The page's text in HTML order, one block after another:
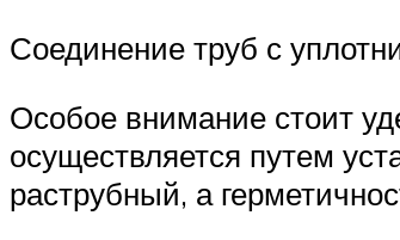
Соединение труб с
Особое внимание стоит
осуществляется путем
раструбный, а